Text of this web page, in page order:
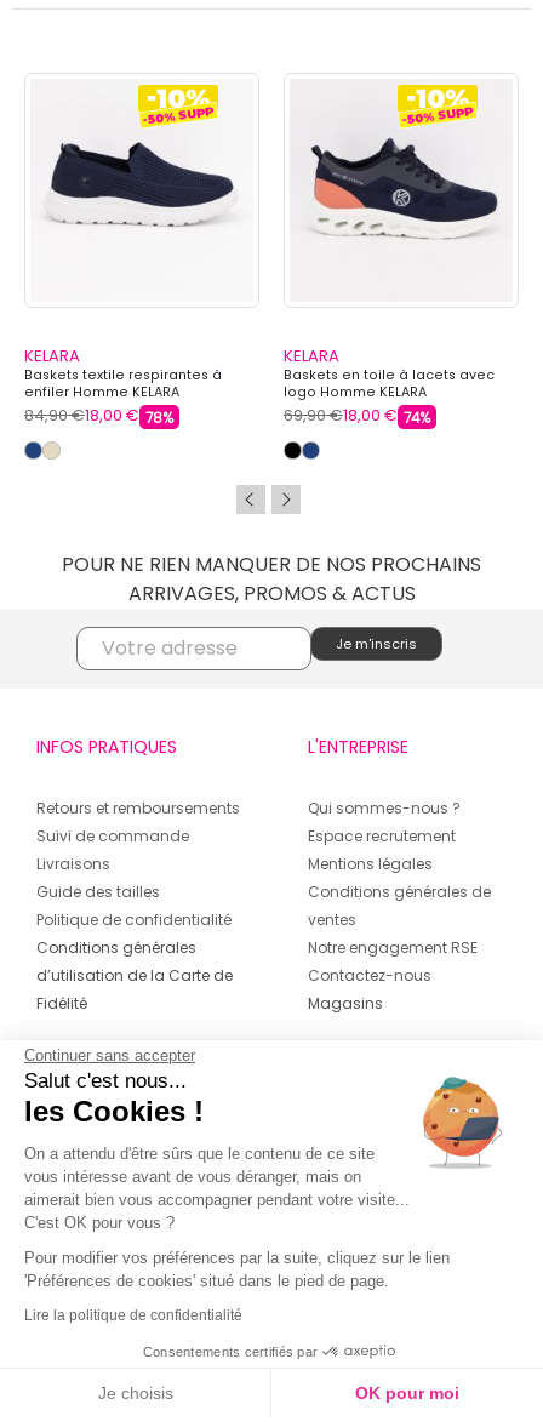
KELARA
Baskets textile respirantes à
enfiler Homme KELARA
84,90 €18,00 € 78%
KELARA
Baskets en toile à lacets avec
logo Homme KELARA
69,90 €18,00 € 74%
POUR NE RIEN MANQUER DE NOS PROCHAINS
ARRIVAGES, PROMOS & ACTUS
INFOS PRATIQUES
Retours et remboursements
Suivi de commande
Livraisons
Guide des tailles
Politique de confidentialité
Conditions générales
d’utilisation de la Carte de
Fidélité
L'ENTREPRISE
Qui sommes-nous ?
Espace recrutement
Mentions légales
Conditions générales de
ventes
Notre engagement RSE
Contactez-nous
Magasins
CONTACT
04 42 20 78 42
Du lundi au jeudi de 8h30 à 16h30 & le
vendredi de 8h30 à 15h30
Continuer sans accepter
Salut c'est nous...
les Cookies !
On a attendu d'être sûrs que le contenu de ce site
vous intéresse avant de vous déranger, mais on
aimerait bien vous accompagner pendant votre visite...
C'est OK pour vous ?
Pour modifier vos préférences par la suite, cliquez sur le lien
'Préférences de cookies' situé dans le pied de page.
Lire la politique de confidentialité
Consentements certifiés par
Je choisis OK pour moi